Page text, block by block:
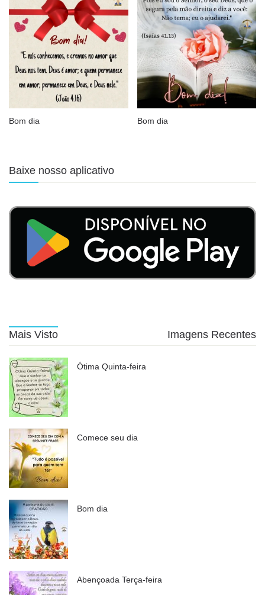
Bom dia Bom dia
Baixe nosso aplicativo
Mais Visto Imagens Recentes
Ótima Quinta-feira
Comece seu dia
Bom dia
Abençoada Terça-feira